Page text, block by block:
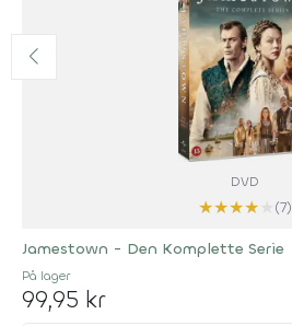
DVD
★★★★
(7)
Jamestown - Den Komplette Serie
På lager
99,95 kr